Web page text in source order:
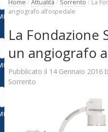
Home / Attualità / Sorrento / La
angiografo all’ospedale
La Fondazione
un angiografo
Pubblicato il 14 Gennaio 2016
Sorrento